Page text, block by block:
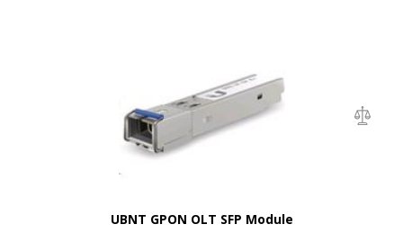
UBNT GPON OLT SFP Module